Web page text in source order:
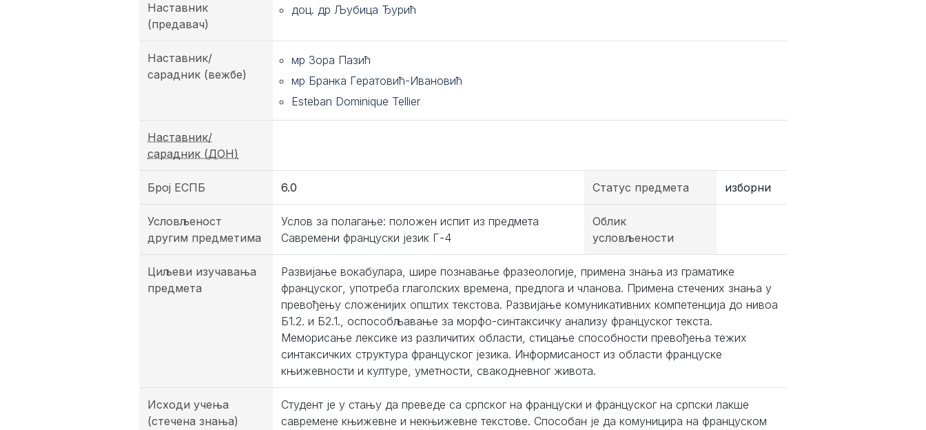
Наставник
(предавач)
доц. др Љубица Ђурић
Наставник/
сарадник (вежбе)
мр Зора Пазић
мр Бранка Гератовић-Ивановић
Esteban Dominique Tellier
Наставник/
сарадник (ДОН)
Број ЕСПБ 6.0 Статус предмета изборни
Условљеност
другим предметима
Услов за полагање: положен испит из предмета
Савремени француски језик Г-4
Облик
условљености
Циљеви изучавања
предмета
Развијање вокабулара, шире познавање фразеологије, примена знања из граматике
француског, употреба глаголских времена, предлога и чланова. Примена стечених знања у
превођењу сложенијих општих текстова. Развијање комуникативних компетенција до нивоа
Б1.2. и Б2.1., оспособљавање за морфо-синтаксичку анализу француског текста.
Меморисање лексике из различитих области, стицање способности превођења тежих
синтаксичких структура француског језика. Информисаност из области француске
књижевности и културе, уметности, свакодневног живота.
Исходи учења
(стечена знања)
Студент је у стању да преведе са српског на француски и француског на српски лакше
савремене књижевне и некњижевне текстове. Способан је да комуницира на француском